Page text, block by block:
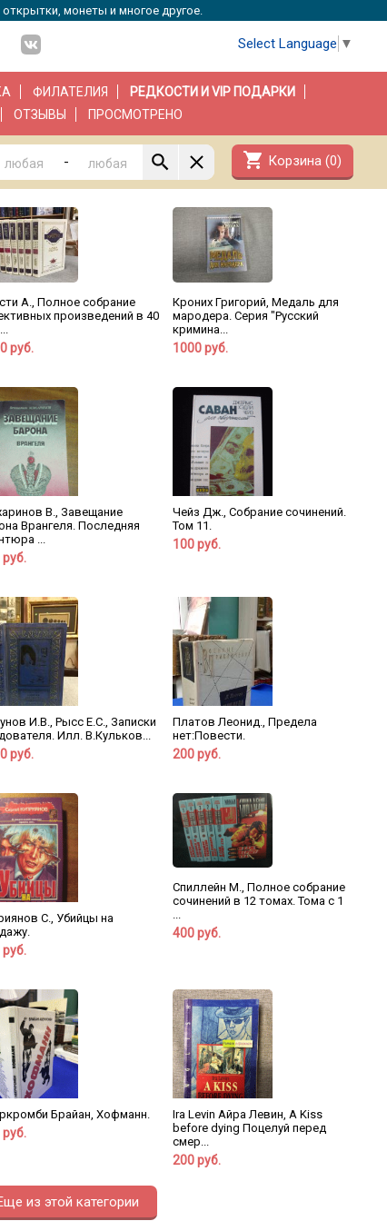
открытки, монеты и многое другое.
Select Language ▼
ФИЛАТЕЛИЯ
РЕДКОСТИ И VIP ПОДАРКИ
ОТЗЫВЫ ПРОСМОТРЕНО
- shopping_cart Корзина (0)
А., Полное собрание
произведений в 40
руб.
Кроних Григорий, Медаль для
мародера. Серия "Русский
кримина...
1000 руб.
В., Завещание
Врангеля. Последняя
...
Чейз Дж., Собрание сочинений.
Том 11.
100 руб.
И.В., Рысс Е.С., Записки
Илл. В.Кульков...
руб.
Платов Леонид., Предела
нет:Повести.
200 руб.
С., Убийцы на
Спиллейн М., Полное собрание
сочинений в 12 томах. Тома с 1
400 руб.
Брайан, Хофманн.
Ira Levin Айра Левин, A Kiss
before dying Поцелуй перед
смер...
200 руб.
из этой категории